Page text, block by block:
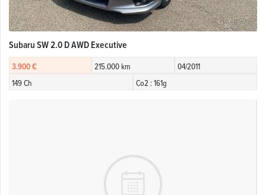
Subaru SW 2.0 D AWD Executive
3.900 € 215.000 km
04/2011
149 Ch
Co2 : 161g